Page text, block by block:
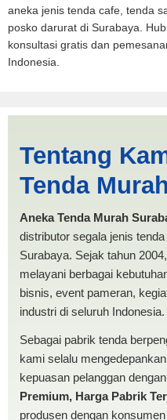
aneka jenis tenda cafe, tenda
posko darurat di Surabaya.
konsultasi gratis dan
Indonesia.
PRODUKSI
MURAH
Tentang
Tenda
Aneka Tenda Murah
distributor segala jenis
Surabaya. Sejak tahun
melayani berbagai
bisnis, event pameran,
industri di seluruh Indonesia.
Sebagai pabrik tenda
kami selalu
kepuasan pelanggan
Premium, Harga Pabrik
produsen dengan